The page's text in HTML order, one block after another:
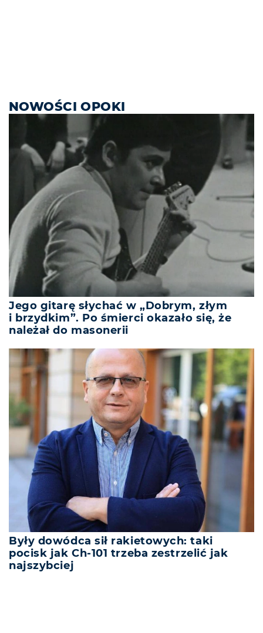
NOWOŚCI OPOKI
Jego gitarę słychać w „Dobrym, złym
i brzydkim”. Po śmierci okazało się, że
należał do masonerii
Były dowódca sił rakietowych: taki
pocisk jak Ch-101 trzeba zestrzelić jak
najszybciej